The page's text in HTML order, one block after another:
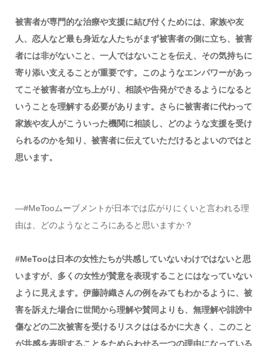
被害者が専門的な治療や支援に結び付くためには、家族や友
人、恋人など最も身近な人たちがまず被害者の側に立ち、被害
者には非がないこと、一人ではないことを伝え、その気持ちに
寄り添い支えることが重要です。このようなエンパワーがあっ
てこそ被害者が立ち上がり、相談や告発ができるようになると
いうことを理解する必要があります。さらに被害者に代わって
家族や友人がこういった機関に相談し、どのような支援を受け
られるのかを知り、被害者に伝えていただけるとよいのではと
思います。
―#MeTooムーブメントが日本では広がりにくいと言われる理
由は、どのようなところにあると思いますか？
#MeTooは日本の女性たちが共感していないわけではないと思
いますが、多くの女性が賛意を表現することにはなっていない
ように見えます。伊藤詩織さんの例をみてもわかるように、被
害を訴えた場合に世間から理解や賛同よりも、無理解や誹謗中
傷などの二次被害を受けるリスクははるかに大きく、このこと
が共感を表明することをためらわせる一つの理由になっている